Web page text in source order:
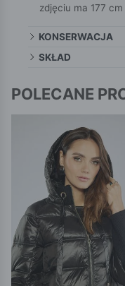
zdjęciu ma 177
KONSERWACJA
SKŁAD
POLECANE